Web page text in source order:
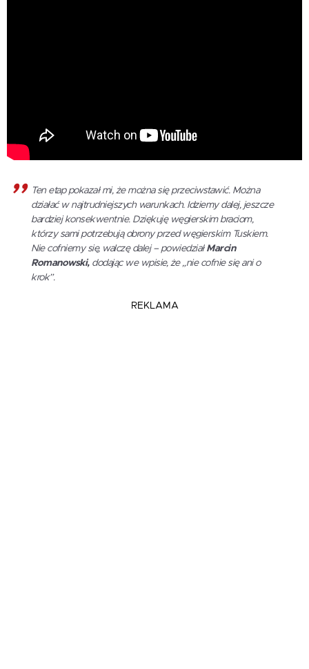
Ten etap pokazał mi, że można się przeciwstawić. Można
działać w najtrudniejszych warunkach. Idziemy dalej, jeszcze
bardziej konsekwentnie. Dziękuję węgierskim braciom,
którzy sami potrzebują obrony przed węgierskim Tuskiem.
Nie cofniemy się, walczę dalej – powiedział Marcin
Romanowski,dodając we wpisie, że „nie cofnie się ani o
krok”.
REKLAMA